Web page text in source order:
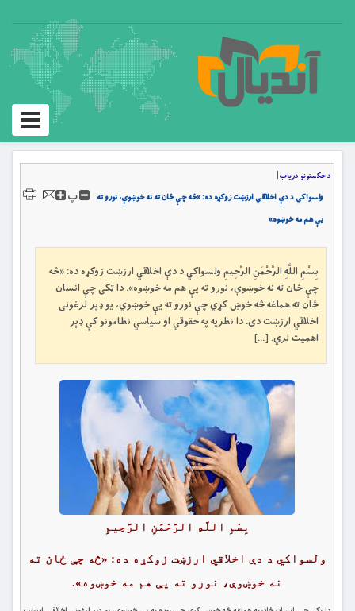
د حکمتونو دریاب|
پ
ولسواکي د دې اخلاقي ارزښت زوکړه ده: «څه چې ځان ته نه خوښوې، نورو ته
يې هم مه خوښوه»
بِسْمِ اللَّهِ الرَّحْمَنِ الرَّحِيمِ ولسواکي د دې اخلاقي ارزښت زوکړه ده: «څه
چې ځان ته نه خوښوې، نورو ته يې هم مه خوښوه». دا ټکی چې انسان
ځان ته هماغه څه خوښ کړي چې نورو ته يې خوښوي، يو ډېر لرغونی
اخلاقي ارزښت دی. دا نظريه په حقوقي او سياسي نظامونو کې ډېر
اهميت لري. […]
بِسْمِ اللَّهِ الرَّحْمَنِ الرَّحِيمِ
ولسواکي د دې اخلاقي ارزښت زوکړه ده: «څه چې ځان ته
نه خوښوې، نورو ته يې هم مه خوښوه».